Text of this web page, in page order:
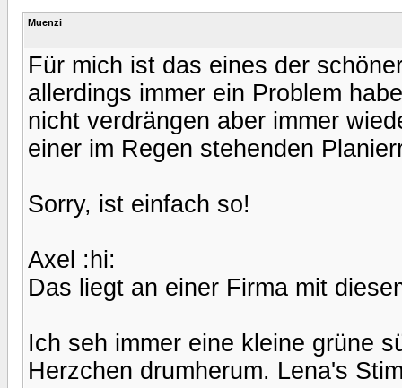
Muenzi
Für mich ist das eines der
allerdings immer ein Problem
nicht verdrängen aber immer
einer im Regen stehenden
Sorry, ist einfach so!
Axel :hi:
Das liegt an einer Firma mit
Ich seh immer eine kleine grüne
Herzchen drumherum. Lena's